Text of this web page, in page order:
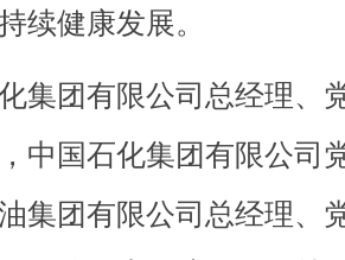
续健康发展。
团有限公司总经理、
中国石化集团有限公司
集团有限公司总经理、